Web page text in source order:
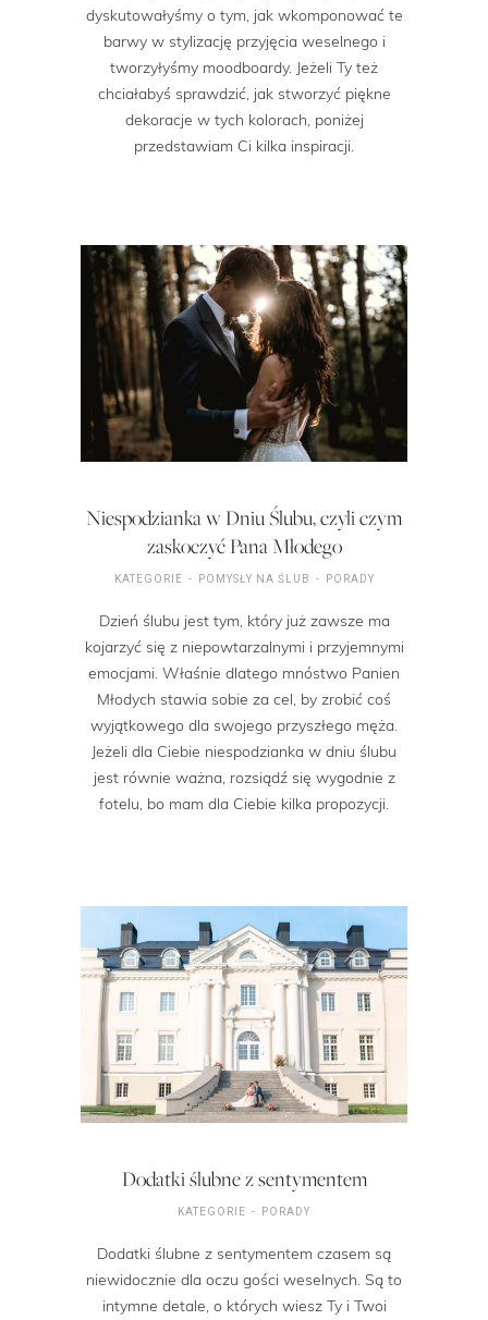
dyskutowałyśmy o tym, jak wkomponować te
barwy w stylizację przyjęcia weselnego i
tworzyłyśmy moodboardy. Jeżeli Ty też
chciałabyś sprawdzić, jak stworzyć piękne
dekoracje w tych kolorach, poniżej
przedstawiam Ci kilka inspiracji.
Niespodzianka w Dniu Ślubu, czyli czym
zaskoczyć Pana Młodego
KATEGORIE POMYSŁY NA ŚLUB PORADY
Dzień ślubu jest tym, który już zawsze ma
kojarzyć się z niepowtarzalnymi i przyjemnymi
emocjami. Właśnie dlatego mnóstwo Panien
Młodych stawia sobie za cel, by zrobić coś
wyjątkowego dla swojego przyszłego męża.
Jeżeli dla Ciebie niespodzianka w dniu ślubu
jest równie ważna, rozsiądź się wygodnie z
fotelu, bo mam dla Ciebie kilka propozycji.
Dodatki ślubne z sentymentem
KATEGORIE PORADY
Dodatki ślubne z sentymentem czasem są
niewidocznie dla oczu gości weselnych. Są to
intymne detale, o których wiesz Ty i Twoi